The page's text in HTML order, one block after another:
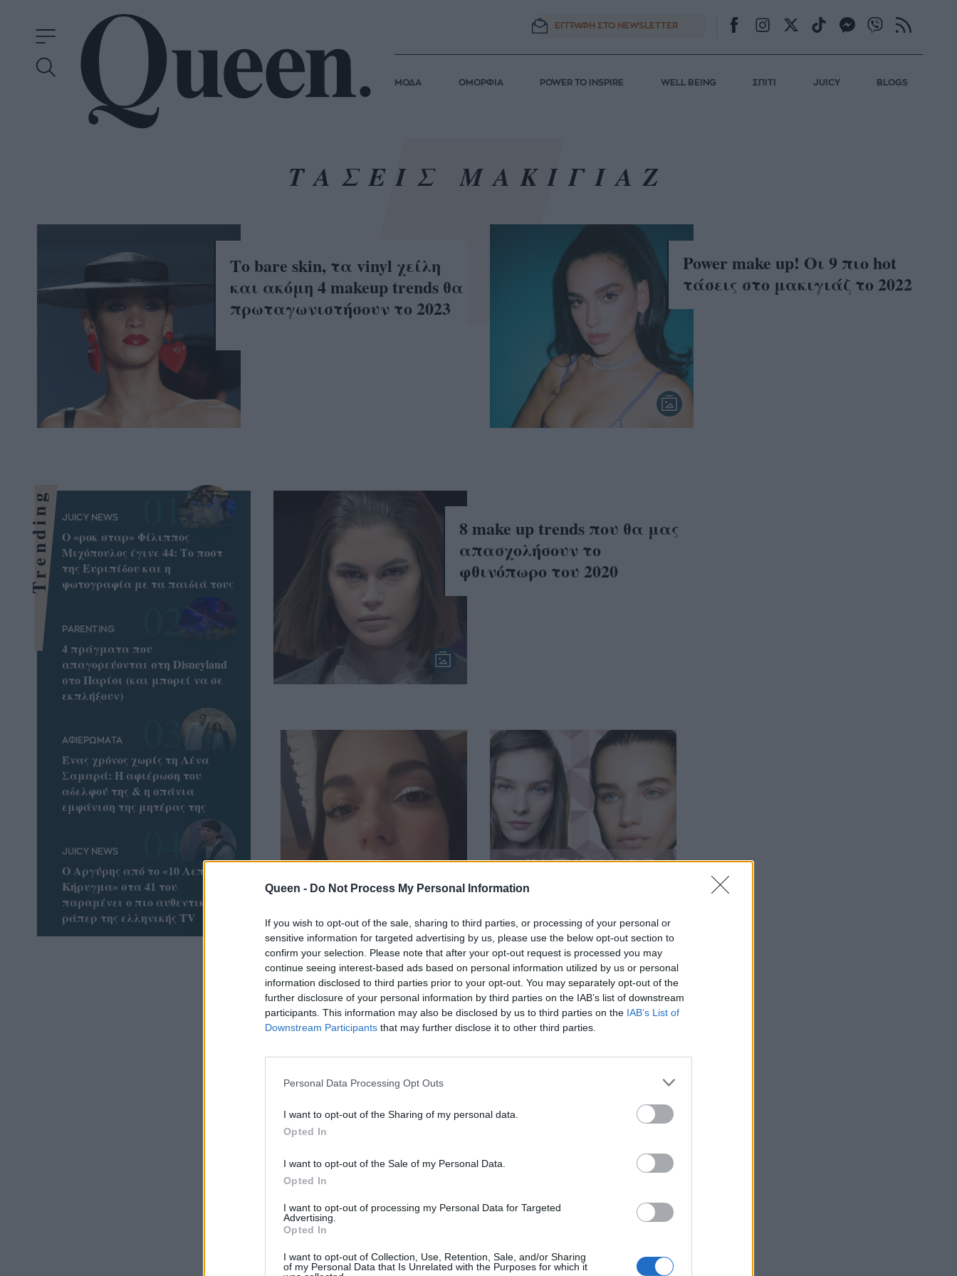
Queen - Do Not Process My Personal Information
If you wish to opt-out of the sale, sharing to third parties, or processing of your personal or
sensitive information for targeted advertising by us, please use the below opt-out section to
confirm your selection. Please note that after your opt-out request is processed you may
continue seeing interest-based ads based on personal information utilized by us or personal
information disclosed to third parties prior to your opt-out. You may separately opt-out of the
further disclosure of your personal information by third parties on the IAB’s list of downstream
participants. This information may also be disclosed by us to third parties on the IAB’s List of
Downstream Participants that may further disclose it to other third parties.
Personal Data Processing Opt Outs
I want to opt-out of the Sharing of my personal data.
Opted In
I want to opt-out of the Sale of my Personal Data.
Opted In
I want to opt-out of processing my Personal Data for Targeted
Advertising.
Opted In
I want to opt-out of Collection, Use, Retention, Sale, and/or Sharing
of my Personal Data that Is Unrelated with the Purposes for which it
ΕΓΓΡΑΦΗ ΣΤΟ NEWSLETTER
ΜΟΔΑ ΟΜΟΡΦΙΑ POWER TO INSPIRE WELL BEING ΣΠΙΤΙ JUICY BLOGS
ΤΑΣΕΙΣ ΜΑΚΙΓΙΑΖ
Το bare skin, τα vinyl χείλη
και ακόμη 4 makeup trends θα
πρωταγωνιστήσουν το 2023
Power make up! Οι 9 πιο hot
τάσεις στο μακιγιάζ το 2022
8 make up trends που θα μας
απασχολήσουν το
φθινόπωρο του 2020
Θυμάσαι που είχαμε
δοκιμάσει μαζί το
υποτιθέμενο super trend στο
μακιγιάζ;
Trends FW/18’: Το να μην
βάφεσαι είναι τάση
Trends FW/18’: Εμμονή με το
χρώμα
Αυτά είναι τα μακιγιάζ που
πρέπει να δοκιμάσεις φέτος
Trending JUICY NEWS
Ο «ροκ σταρ» Φίλιππος
Μιχόπουλος έγινε 44: Το ποστ
της Ευριπίδου και η
φωτογραφία με τα παιδιά τους
PARENTING
4 πράγματα που
απαγορεύονται στη Disneyland
στο Παρίσι (και μπορεί να σε
εκπλήξουν)
ΑΦΙΕΡΩΜΑΤΑ
Ένας χρόνος χωρίς τη Λένα
Σαμαρά: Η αφιέρωση του
αδελφού της & η σπάνια
εμφάνιση της μητέρας της
JUICY NEWS
Ο Αργύρης από το «10 Λεπτά
Κήρυγμα» στα 41 του
παραμένει ο πιο αυθεντικός
ράπερ της ελληνικής TV